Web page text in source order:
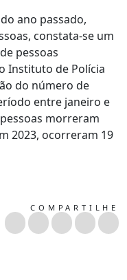
ano passado,
constata-se um
pessoas
Instituto de Polícia
do número de
entre janeiro e
morreram
2023, ocorreram 19
COMPARTILHE